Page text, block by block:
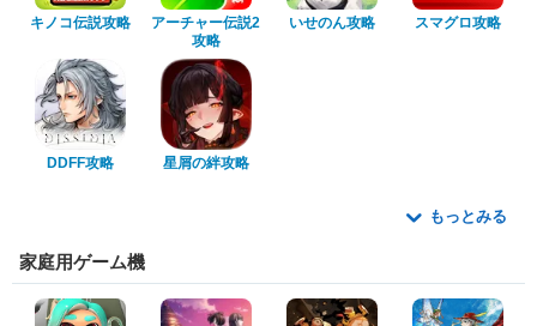
キノコ伝説攻略
アーチャー伝説2
攻略
いせのん攻略 スマグロ攻略
DDFF攻略 星屑の絆攻略
もっとみる
家庭用ゲーム機